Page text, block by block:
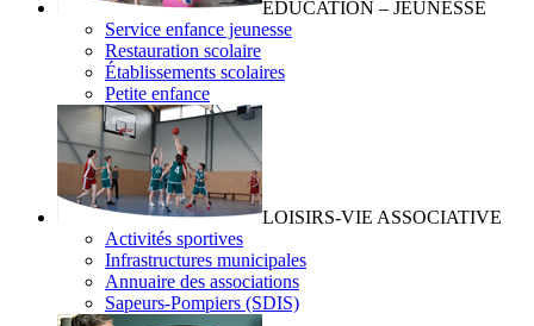
ÉDUCATION – JEUNESSE
Service enfance jeunesse
Restauration scolaire
Établissements scolaires
Petite enfance
LOISIRS-VIE ASSOCIATIVE
Activités sportives
Infrastructures municipales
Annuaire des associations
Sapeurs-Pompiers (SDIS)